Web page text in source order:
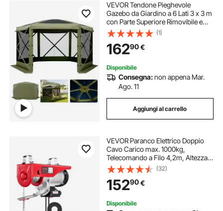
VEVOR Tendone Pieghevole
Gazebo da Giardino a 6 Lati 3 x 3 m
con Parte Superiore Rimovibile e
Borsa per il Trasporto, Montaggio
Rapido e Anti-Morsi, Riparo Solare
per 8 Persone, Verde
(1)
16290€
Disponibile
Consegna:non appena Mar.
Ago. 11
Aggiungi al carrello
VEVOR Paranco Elettrico Doppio
Cavo Carico max. 1000kg,
Telecomando a Filo 4,2m, Altezza
Sollevamento Cavo Singolo 12m,
Paranco Arresto di Emergenza,
Sollevatore per Garage, Magazzino,
Fabbrica
(32)
15290€
Disponibile